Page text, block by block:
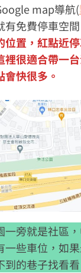
map導航(
免費停車空間
位置，紅點近
很適合帶一
快很多。
一旁就是社區
一些車位，如
到的巷子找看看